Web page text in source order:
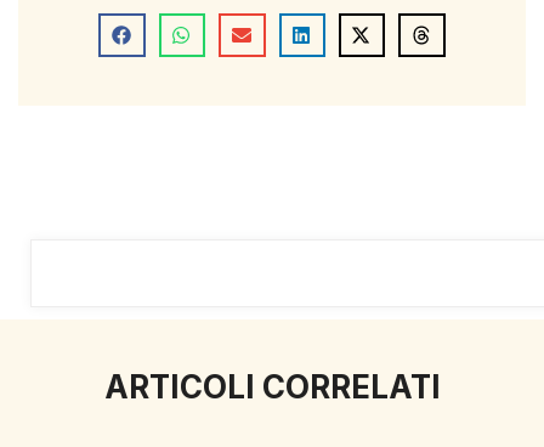
ARTICOLI CORRELATI